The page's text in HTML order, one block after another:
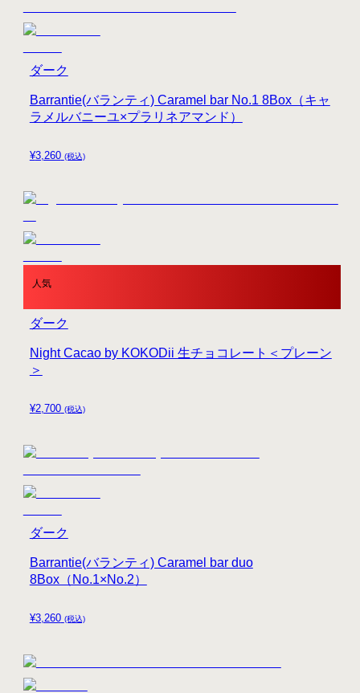
¥3,260 (税込)
Barrantie(バランティ) Caramel bar No.1 8Box（キャ
ラメルバニーユ×プラリネアマンド）
ダーク
人気
¥2,700 (税込)
Night Cacao by KOKODii 生チョコレート＜プレーン
＞
ダーク
¥3,260 (税込)
Barrantie(バランティ) Caramel bar duo
8Box（No.1×No.2）
ダーク